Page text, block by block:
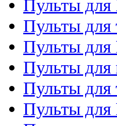
Пульты
Пульты для
Пульты
Пульты для
Пульты для
Пульты